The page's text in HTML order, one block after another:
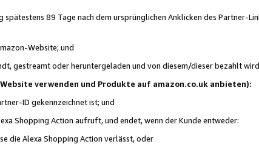
89 Tage nach dem ursprünglichen Anklicken des Partner-
Website; und
gestreamt oder heruntergeladen und von diesem/dieser bezahlt wird
verwenden und Produkte auf amazon.co.uk anbieten):
ID gekennzeichnet ist; und
Shopping Action aufruft, und endet, wenn der Kunde entweder:
die Alexa Shopping Action verlässt, oder